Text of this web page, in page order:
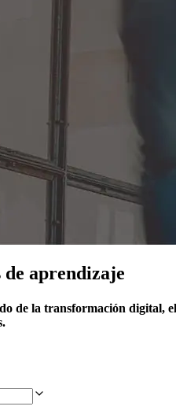
aprendizaje
de la transformación digital,